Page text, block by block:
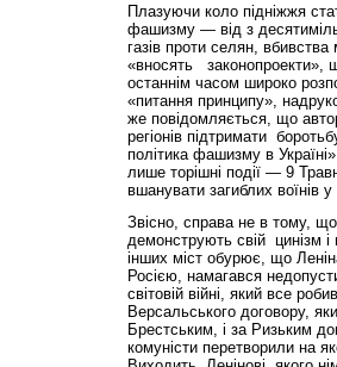
Плазуючи коло підніжжя
фашизму — від з
газів проти селян,
«вносять законопроекти»,
останнім часом широко
«питання принципу»,
же повідомляється, що
регіонів підтримати
політика фашизму в
лише торішні події — 9
вшанувати загиблих воїнів у
Звісно, справа не в тому,
демонструють свій цинізм
інших міст обурює, що
Росією, намагався
світовій війні, який все
Версальського договору,
Брестським, і за Ризьким
комуністи перетворили на